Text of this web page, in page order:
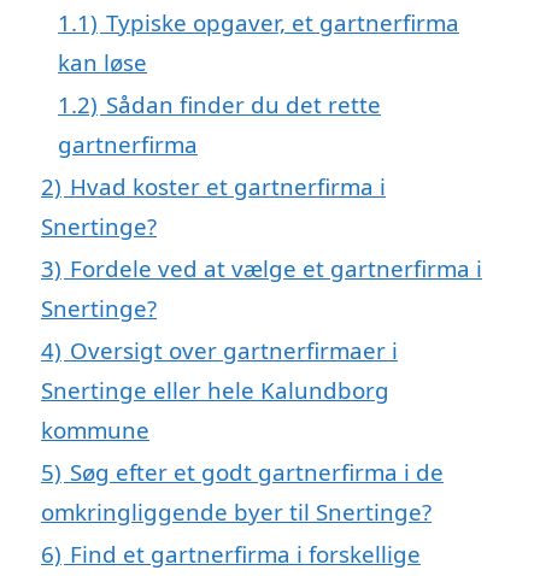
1.1) Typiske opgaver, et gartnerfirma
kan løse
1.2) Sådan finder du det rette
gartnerfirma
2) Hvad koster et gartnerfirma i
Snertinge?
3) Fordele ved at vælge et gartnerfirma i
Snertinge?
4) Oversigt over gartnerfirmaer i
Snertinge eller hele Kalundborg
kommune
5) Søg efter et godt gartnerfirma i de
omkringliggende byer til Snertinge?
6) Find et gartnerfirma i forskellige